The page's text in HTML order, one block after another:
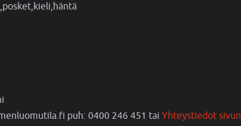
puh: 0400 246 451 tai Yhteystiedot sivun